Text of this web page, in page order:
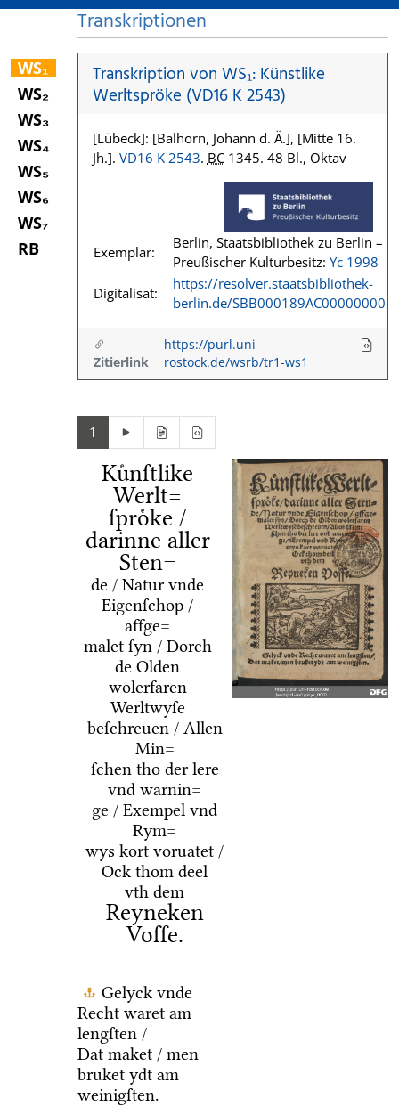
WS₁
WS₂
WS₃
WS₄
WS₅
WS₆
WS₇
RB
Transkriptionen
Transkription von WS₁: Künstlike
Werltspröke (VD16 K 2543)
[Lübeck]: [Balhorn, Johann d. Ä.], [Mitte 16.
Jh.]. VD16 K 2543. BC1345. 48 Bl., Oktav
Exemplar:
Berlin, Staatsbibliothek zu Berlin –
Preußischer Kulturbesitz: Yc 1998
Digitalisat:
https://resolver.staatsbibliothek-
berlin.de/SBB000189AC00000000
Zitierlink
https://purl.uni-
rostock.de/wsrb/tr1-ws1
1
Kuͤnſtlike
Werlt=
ſproͤke /
darinne aller
Sten=
de / Natur vnde
Eigenſchop /
affge=
malet ſyn / Dorch
de Olden
wolerfaren
Werltwyſe
beſchreuen / Allen
Min=
ſchen tho der lere
vnd warnin=
ge / Exempel vnd
Rym=
wys kort voruatet /
Ock thom deel
vth dem
Reyneken
Voſſe.
Gelyck vnde
Recht waret am
lengſten /
Dat maket / men
bruket ydt am
weinigſten.